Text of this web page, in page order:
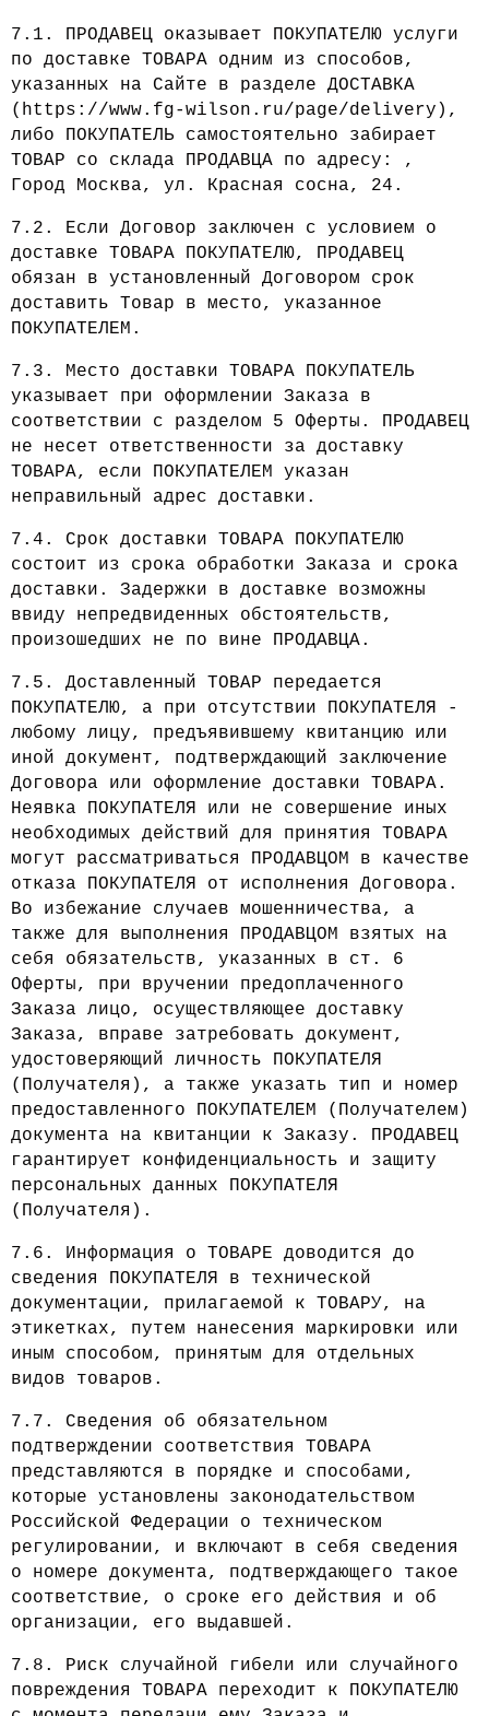
7.1. ПРОДАВЕЦ оказывает ПОКУПАТЕЛЮ услуги
по доставке ТОВАРА одним из способов,
указанных на Сайте в разделе ДОСТАВКА
(https://www.fg-wilson.ru/page/delivery),
либо ПОКУПАТЕЛЬ самостоятельно забирает
ТОВАР со склада ПРОДАВЦА по адресу: ,
Город Москва, ул. Красная сосна, 24.
7.2. Если Договор заключен с условием о
доставке ТОВАРА ПОКУПАТЕЛЮ, ПРОДАВЕЦ
обязан в установленный Договором срок
доставить Товар в место, указанное
ПОКУПАТЕЛЕМ.
7.3. Место доставки ТОВАРА ПОКУПАТЕЛЬ
указывает при оформлении Заказа в
соответствии с разделом 5 Оферты. ПРОДАВЕЦ
не несет ответственности за доставку
ТОВАРА, если ПОКУПАТЕЛЕМ указан
неправильный адрес доставки.
7.4. Срок доставки ТОВАРА ПОКУПАТЕЛЮ
состоит из срока обработки Заказа и срока
доставки. Задержки в доставке возможны
ввиду непредвиденных обстоятельств,
произошедших не по вине ПРОДАВЦА.
7.5. Доставленный ТОВАР передается
ПОКУПАТЕЛЮ, а при отсутствии ПОКУПАТЕЛЯ -
любому лицу, предъявившему квитанцию или
иной документ, подтверждающий заключение
Договора или оформление доставки ТОВАРА.
Неявка ПОКУПАТЕЛЯ или не совершение иных
необходимых действий для принятия ТОВАРА
могут рассматриваться ПРОДАВЦОМ в качестве
отказа ПОКУПАТЕЛЯ от исполнения Договора.
Во избежание случаев мошенничества, а
также для выполнения ПРОДАВЦОМ взятых на
себя обязательств, указанных в ст. 6
Оферты, при вручении предоплаченного
Заказа лицо, осуществляющее доставку
Заказа, вправе затребовать документ,
удостоверяющий личность ПОКУПАТЕЛЯ
(Получателя), а также указать тип и номер
предоставленного ПОКУПАТЕЛЕМ (Получателем)
документа на квитанции к Заказу. ПРОДАВЕЦ
гарантирует конфиденциальность и защиту
персональных данных ПОКУПАТЕЛЯ
(Получателя).
7.6. Информация о ТОВАРЕ доводится до
сведения ПОКУПАТЕЛЯ в технической
документации, прилагаемой к ТОВАРУ, на
этикетках, путем нанесения маркировки или
иным способом, принятым для отдельных
видов товаров.
7.7. Сведения об обязательном
подтверждении соответствия ТОВАРА
представляются в порядке и способами,
которые установлены законодательством
Российской Федерации о техническом
регулировании, и включают в себя сведения
о номере документа, подтверждающего такое
соответствие, о сроке его действия и об
организации, его выдавшей.
7.8. Риск случайной гибели или случайного
повреждения ТОВАРА переходит к ПОКУПАТЕЛЮ